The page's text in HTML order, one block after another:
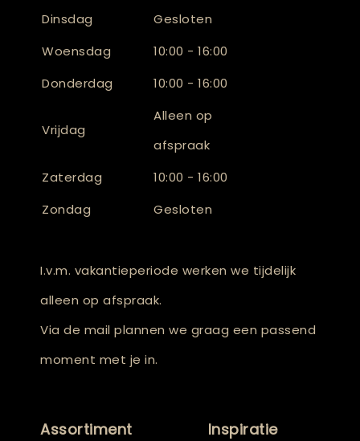
Dinsdag
Gesloten
Woensdag
10:00 - 16:00
Donderdag
10:00 - 16:00
Vrijdag
Alleen op
afspraak
Zaterdag
10:00 - 16:00
Zondag
Gesloten
I.v.m. vakantieperiode werken we tijdelijk
alleen op afspraak.
Via de mail plannen we graag een passend
moment met je in.
Assortiment Inspiratie